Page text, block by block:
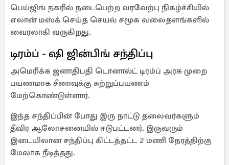
பெய்ஜிங் நகரில் நடைபெற்ற வரவேற்பு நிகழ்ச்சியில்
எலான் மஸ்க் செய்த செயல் சமூக வலைதளங்களில்
வைரலாகி வருகிறது.
டிரம்ப் - ஷி ஜின்பிங் சந்திப்பு
அமெரிக்க ஜனாதிபதி டொனால்ட் டிரம்ப் அரசு முறை
பயணமாக சீனாவுக்கு சுற்றுப்பயணம்
மேற்கொண்டுள்ளார்.
இந்த சந்திப்பின் போது இரு நாட்டு தலைவர்களும்
தீவிர ஆலோசனையில் ஈடுபட்டனர். இருவரும்
இடையிலான சந்திப்பு கிட்டத்தட்ட 2 மணி நேரத்திற்கு
மேலாக நீடித்தது.